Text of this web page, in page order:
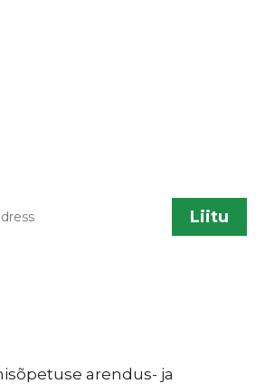
arendus- ja